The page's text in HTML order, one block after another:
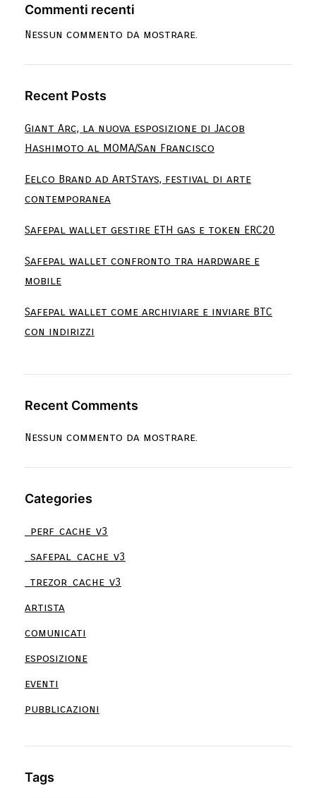
Commenti recenti
Nessun commento da mostrare.
Recent Posts
Giant Arc, la nuova esposizione di Jacob
Hashimoto al MOMA/San Francisco
Eelco Brand ad ArtStays, festival di arte
contemporanea
Safepal wallet gestire ETH gas e token ERC20
Safepal wallet confronto tra hardware e
mobile
Safepal wallet come archiviare e inviare BTC
con indirizzi
Recent Comments
Nessun commento da mostrare.
Categories
_perf_cache_v3
_safepal_cache_v3
_trezor_cache_v3
artista
comunicati
esposizione
eventi
pubblicazioni
Tags